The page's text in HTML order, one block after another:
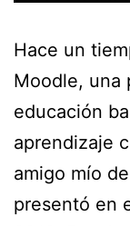
Hace un
Moodle, una
educación
aprendizaje
amigo mío
presentó en